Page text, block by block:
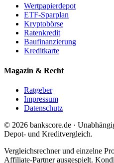
Wertpapierdepot
ETF-Sparplan
Kryptobörse
Ratenkredit
Baufinanzierung
Kreditkarte
Magazin & Recht
Ratgeber
Impressum
Datenschutz
© 2026 bankscore.de ·
Depot- und Kreditvergleich.
Vergleichsrechner und einzelne
Affiliate-Partner ausgespielt.